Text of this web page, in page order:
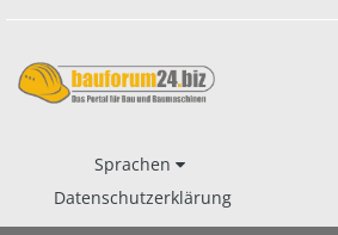
Sprachen
Datenschutzerklärung